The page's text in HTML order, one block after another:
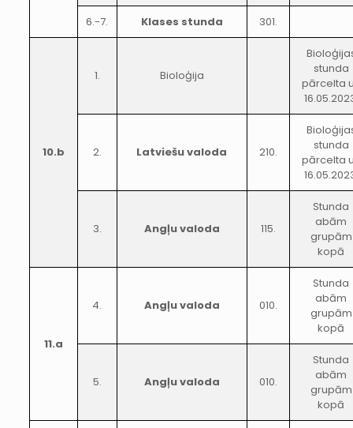
6.-7. Klases stunda 301.
10.b
1. Bioloģija
stunda
pārcelta
2. Latviešu valoda 210.
stunda
pārcelta
3. Angļu valoda 115.
Stunda
abām
grupām
kopā
11.a
4. Angļu valoda 010.
Stunda
abām
grupām
kopā
5. Angļu valoda 010.
Stunda
abām
grupām
kopā